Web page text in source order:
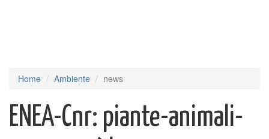
Home Ambiente news
ENEA-Cnr: piante-animali-